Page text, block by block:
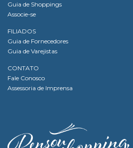
Guia de Shoppings
Associe-se
FILIADOS
Guia de Fornecedores
Guia de Varejistas
CONTATO
Fale Conosco
Assessoria de Imprensa